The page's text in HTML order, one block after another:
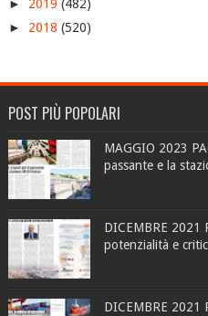
► 2019 (482)
► 2018 (520)
POST PIÙ POPOLARI
MAGGIO 2023
passante e la
DICEMBRE 2021
potenzialità e
DICEMBRE 2021